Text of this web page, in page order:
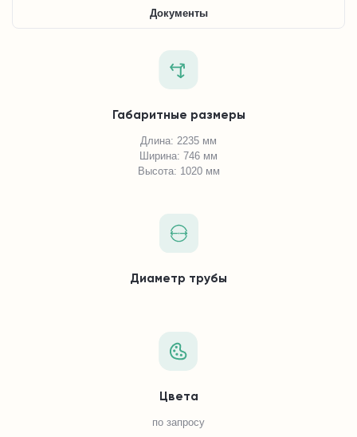
Документы
Габаритные размеры
Длина: 2235 мм
Ширина: 746 мм
Высота: 1020 мм
Диаметр трубы
Цвета
по запросу